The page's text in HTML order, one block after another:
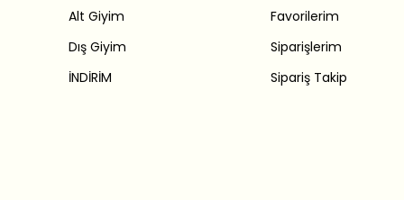
Alt Giyim
Dış Giyim
İNDİRİM
Favorilerim
Siparişlerim
Sipariş Takip